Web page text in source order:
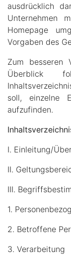
ausdrücklich
Unternehmen
Homepage
Vorgaben des
Zum besseren
Überblick
soll, einzelne
aufzufinden.
I. Einleitung/
II.
III.
1.
2. Betroffene
3. Verarbeitung